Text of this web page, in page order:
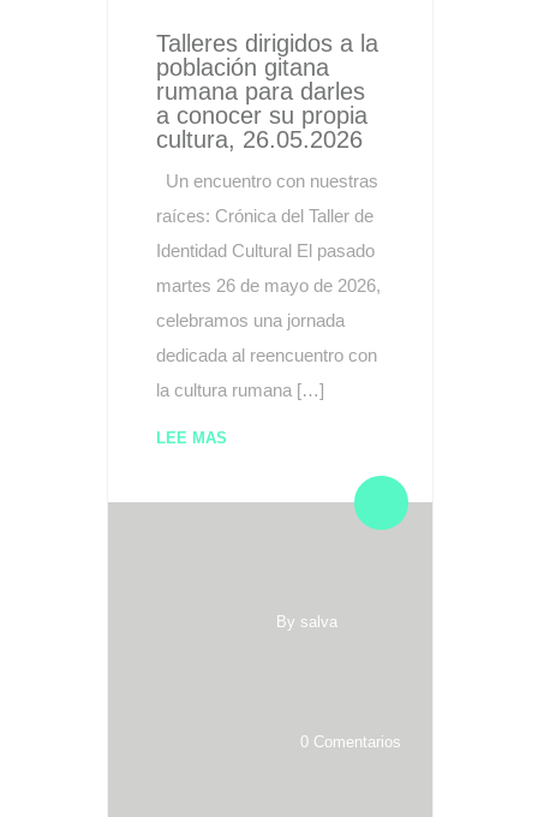
Talleres dirigidos a la
población gitana
rumana para darles
a conocer su propia
cultura, 26.05.2026
Un encuentro con nuestras
raíces: Crónica del Taller de
Identidad Cultural El pasado
martes 26 de mayo de 2026,
celebramos una jornada
dedicada al reencuentro con
la cultura rumana […]
LEE MAS
By salva
0 Comentarios